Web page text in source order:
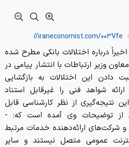
درباره اختلالات بانکی مطرح شده
وزیر ارتباطات با انتشار پیامی در
دادن این اختلالات به بازگشایی
شواهد فنی را غیرقابل استناد
نتیجه‌گیری از نظر کارشناسی قابل
از توضیحات وی آمده است که: -
و شرکت‌های ارائه‌دهنده خدمات مرتبط
عمومی متصل نیستند و سایر